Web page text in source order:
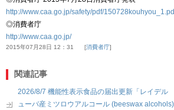
http://www.caa.go.jp/safety/pdf/
◎消費者庁
http://www.caa.go.jp/
2015年07月28日 12：31 消費者庁
関連記事
2026/8/7 機能性表示食品の届出更新「レイデ
ューバ産ミツロウアルコール (beeswax